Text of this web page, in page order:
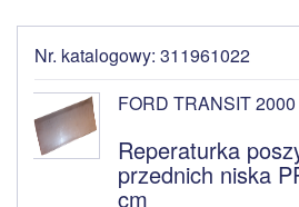
Nr. katalogowy: 311961022
FORD TRANSIT
Reperaturka
przednich niska
cm